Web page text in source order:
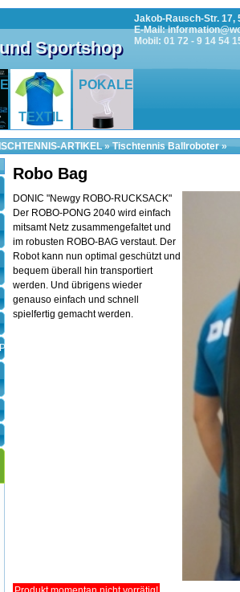
Sportshop
Jakob-Rausch-Str. 17,
E-Mail:
Mobil: 01 72 - 9 14 54
TEXTIL
POKALE
ARTIKEL»Tischtennis Ballroboter»
Robo Bag
DONIC "Newgy ROBO-RUCKSACK"
Der ROBO-PONG 2040 wird einfach
mitsamt Netz zusammengefaltet und
im robusten ROBO-BAG verstaut. Der
Robot kann nun optimal geschützt und
bequem überall hin transportiert
werden. Und übrigens wieder
genauso einfach und schnell
spielfertig gemacht werden.